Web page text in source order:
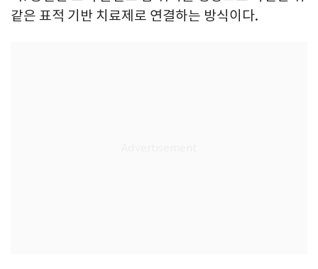
같은 표적 기반 치료제로 연결하는 방식이다.